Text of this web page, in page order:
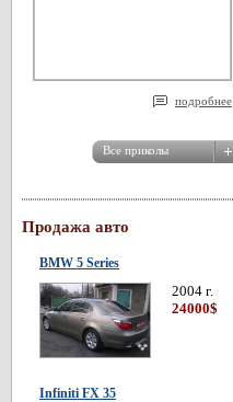
подробнее
Продажа авто
BMW 5 Series
2004 г.
24000$
Infiniti FX 35